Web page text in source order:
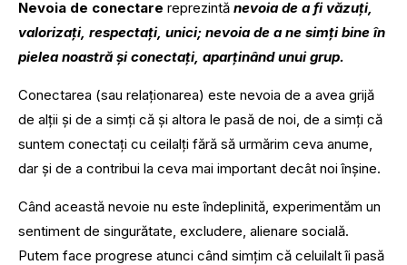
Nevoia de conectare reprezintă nevoia de a fi văzuți,
valorizați, respectați, unici; nevoia de a ne simți bine în
pielea noastră și conectați, aparținând unui grup.
Conectarea (sau relaționarea) este nevoia de a avea grijă
de alții și de a simți că și altora le pasă de noi, de a simți că
suntem conectați cu ceilalți fără să urmărim ceva anume,
dar și de a contribui la ceva mai important decât noi înșine.
Când această nevoie nu este îndeplinită, experimentăm un
sentiment de singurătate, excludere, alienare socială.
Putem face progrese atunci când simțim că celuilalt îi pasă